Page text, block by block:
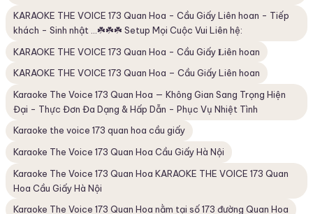
KARAOKE THE VOICE 173 Quan Hoa - Cầu Giấy Liên hoan - Tiếp
khách - Sinh nhật …☘️☘️☘️ Setup Mọi Cuộc Vui Liên hệ:
KARAOKE THE VOICE 173 Quan Hoa - Cầu Giấy 𝐋iên hoan
KARAOKE THE VOICE 173 Quan Hoa – Cầu Giấy Liên hoan
Karaoke The Voice 173 Quan Hoa — Không Gian Sang Trọng Hiện
Đại - Thực Đơn Đa Dạng & Hấp Dẫn - Phục Vụ Nhiệt Tình
Karaoke the voice 173 quan hoa cầu giấy
Karaoke The Voice 173 Quan Hoa Cầu Giấy Hà Nội
Karaoke The Voice 173 Quan Hoa KARAOKE THE VOICE 173 Quan
Hoa Cầu Giấy Hà Nội
Karaoke The Voice 173 Quan Hoa nằm tại số 173 đường Quan Hoa